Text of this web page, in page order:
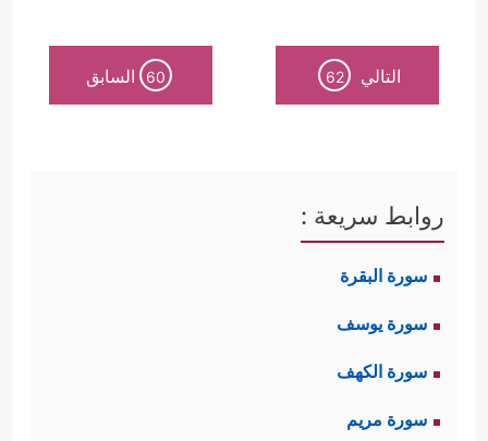
التالي 62
60 السابق
روابط سريعة :
سورة البقرة
سورة يوسف
سورة الكهف
سورة مريم